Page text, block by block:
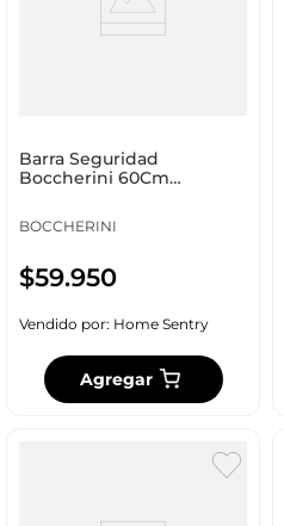
Barra Seguridad
Boccherini 60Cm
BOCCHERINI
$59.950
Vendido por: Home Sentry
Agregar